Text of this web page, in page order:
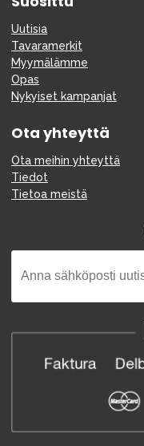
Uutisia
Tavaramerkit
Myymälämme
Opas
Nykyiset kampanjat
Ota yhteyttä
Ota meihin yhteyttä
Tiedot
Tietoa meistä